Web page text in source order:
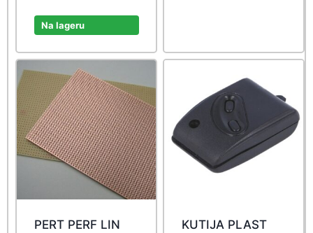
218,90 rsd.
Na lageru
PERT PERF LIN
KUTIJA PLAST